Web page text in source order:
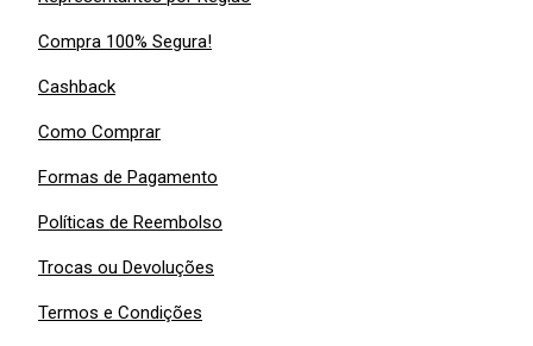
Compra 100% Segura!
Cashback
Como Comprar
Formas de Pagamento
Políticas de Reembolso
Trocas ou Devoluções
Termos e Condições